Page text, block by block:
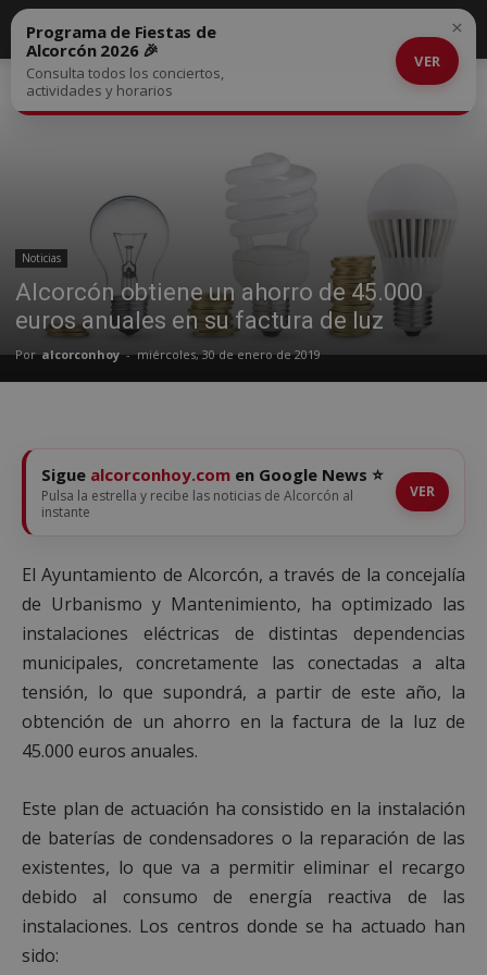
Inicio Noticias
Noticias
Alcorcón obtiene un ahorro de 45.000
euros anuales en su factura de luz
Por alcorconhoy - miércoles, 30 de enero de 2019
Programa de Fiestas de
Alcorcón 2026 🎉
Consulta todos los conciertos,
actividades y horarios
VER
×
Sigue alcorconhoy.com en Google News ⭐
Pulsa la estrella y recibe las noticias de Alcorcón al
instante
VER
El Ayuntamiento de Alcorcón, a través de la concejalía
de Urbanismo y Mantenimiento, ha optimizado las
instalaciones eléctricas de distintas dependencias
municipales, concretamente las conectadas a alta
tensión, lo que supondrá, a partir de este año, la
obtención de un ahorro en la factura de la luz de
45.000 euros anuales.
Este plan de actuación ha consistido en la instalación
de baterías de condensadores o la reparación de las
existentes, lo que va a permitir eliminar el recargo
debido al consumo de energía reactiva de las
instalaciones. Los centros donde se ha actuado han
sido: